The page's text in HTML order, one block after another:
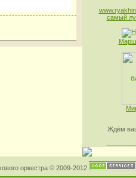
самый
Марш
Ждём
оркестра © 2009-2012